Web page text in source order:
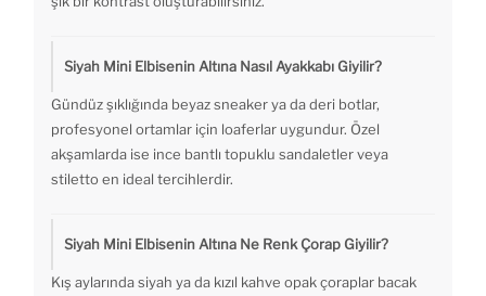
Siyah Mini Elbisenin Altına Nasıl Ayakkabı Giyilir?
Gündüz şıklığında beyaz sneaker ya da deri botlar,
profesyonel ortamlar için loaferlar uygundur. Özel
akşamlarda ise ince bantlı topuklu sandaletler veya
stiletto en ideal tercihlerdir.
Siyah Mini Elbisenin Altına Ne Renk Çorap Giyilir?
Kış aylarında siyah ya da kızıl kahve opak çoraplar bacak